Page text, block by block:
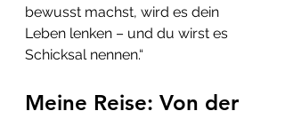
bewusst machst, wird es dein
Leben lenken – und du wirst es
Schicksal nennen.“
Meine Reise: Von der